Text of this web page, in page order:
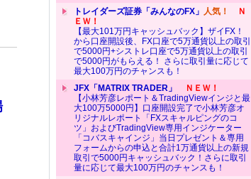
トレイダーズ証券「みんなのFX」 人気！
Ｎ
ＥＷ！
【最大101万円キャッシュバック】ザイFX！
から口座開設後、FX口座で5万通貨以上の取引
で5000円+シストレ口座で5万通貨以上の取引
で5000円がもらえる！ さらに取引量に応じて
最大100万円のチャンスも！
JFX「MATRIX TRADER」
ＮＥＷ！
【小林芳彦レポート＆TradingViewインジと最
大100万5000円】口座開設完了で小林芳彦オ
リジナルレポート「FXスキャルピングのコ
ツ」およびTradingView専用インジケーター
「コバスキャインジ」当日プレゼント＆専用
フォームからの申込と合計1万通貨以上の新規
取引で5000円キャッシュバック！さらに取引
量に応じて最大100万円のチャンスも！